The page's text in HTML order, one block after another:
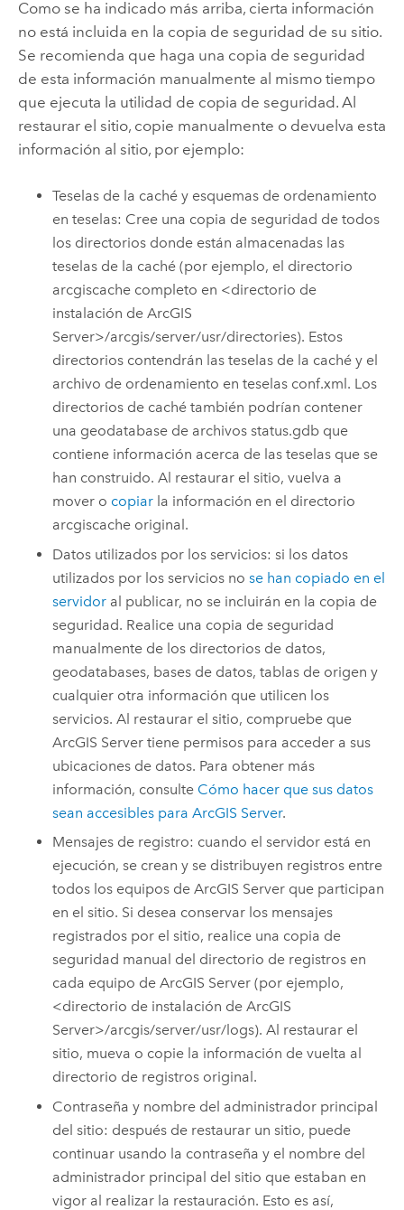
Como se ha indicado más arriba, cierta información
no está incluida en la copia de seguridad de su sitio.
Se recomienda que haga una copia de seguridad
de esta información manualmente al mismo tiempo
que ejecuta la utilidad de copia de seguridad. Al
restaurar el sitio, copie manualmente o devuelva esta
información al sitio, por ejemplo:
Teselas de la caché y esquemas de ordenamiento
en teselas: Cree una copia de seguridad de todos
los directorios donde están almacenadas las
teselas de la caché (por ejemplo, el directorio
arcgiscache completo en <directorio de
instalación deArcGIS
Server>/arcgis/server/usr/directories). Estos
directorios contendrán las teselas de la caché y el
archivo de ordenamiento en teselas conf.xml. Los
directorios de caché también podrían contener
una geodatabase de archivos status.gdb que
contiene información acerca de las teselas que se
han construido. Al restaurar el sitio, vuelva a
mover o copiar la información en el directorio
arcgiscache original.
Datos utilizados por los servicios: si los datos
utilizados por los servicios nose han copiado en el
servidor al publicar, no se incluirán en la copia de
seguridad. Realice una copia de seguridad
manualmente de los directorios de datos,
geodatabases, bases de datos, tablas de origen y
cualquier otra información que utilicen los
servicios. Al restaurar el sitio, compruebe que
ArcGIS Server tiene permisos para acceder a sus
ubicaciones de datos. Para obtener más
información, consulte Cómo hacer que sus datos
sean accesibles paraArcGIS Server.
Mensajes de registro: cuando el servidor está en
ejecución, se crean y se distribuyen registros entre
todos los equipos deArcGIS Server que participan
en el sitio. Si desea conservar los mensajes
registrados por el sitio, realice una copia de
seguridad manual del directorio de registros en
cada equipo deArcGIS Server (por ejemplo,
<directorio de instalación deArcGIS
Server>/arcgis/server/usr/logs). Al restaurar el
sitio, mueva o copie la información de vuelta al
directorio de registros original.
Contraseña y nombre del administrador principal
del sitio: después de restaurar un sitio, puede
continuar usando la contraseña y el nombre del
administrador principal del sitio que estaban en
vigor al realizar la restauración. Esto es así,